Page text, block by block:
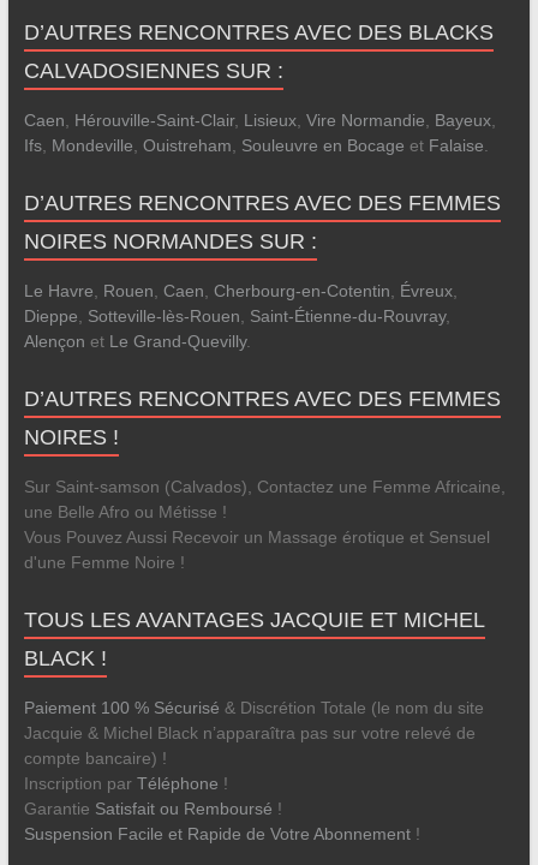
D’AUTRES RENCONTRES AVEC DES BLACKS
CALVADOSIENNES SUR :
Caen Hérouville-Saint-Clair, Lisieux, Vire Normandie Bayeux,
Ifs, Mondeville Ouistreham Souleuvre en Bocage et Falaise
D’AUTRES RENCONTRES AVEC DES FEMMES
NOIRES NORMANDES SUR :
Le Havre Rouen Caen Cherbourg-en-Cotentin Évreux,
Dieppe
Sotteville-lès-Rouen Saint-Étienne-du-Rouvray,
Alençon et Le Grand-Quevilly.
D’AUTRES RENCONTRES AVEC DES FEMMES
NOIRES !
Sur Saint-samson (Calvados), Contactez une Femme Africaine,
une Belle Afro ou Métisse !
Vous Pouvez Aussi Recevoir un Massage érotique et Sensuel
d'une Femme Noire !
TOUS LES AVANTAGES JACQUIE ET MICHEL
BLACK !
Paiement 100 % Sécurisé & Discrétion Totale (le nom du site
Jacquie & Michel Black n’apparaîtra pas sur votre relevé de
compte bancaire) !
Inscription par Téléphone !
Garantie Satisfait ou Remboursé !
Suspension Facile et Rapide de Votre Abonnement!